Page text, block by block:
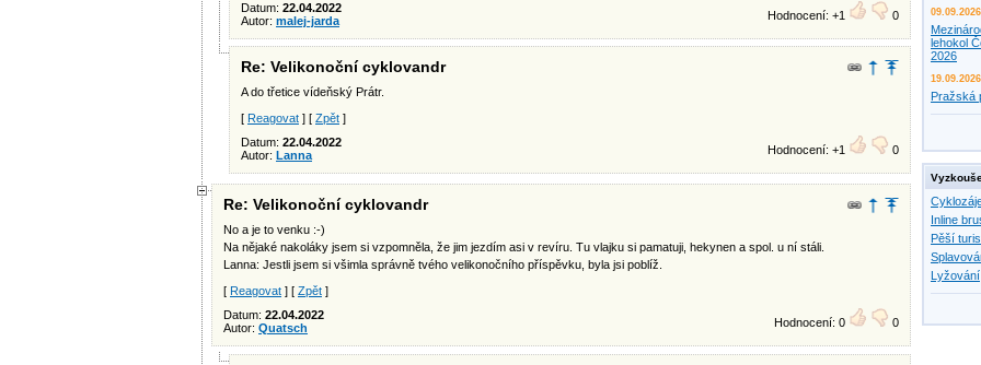
Datum: 22.04.2022
Autor: malej-jarda Hodnocení: +1 0
Re: Velikonoční cyklovandr
A do třetice vídeňský Prátr.
[ Reagovat ] [ Zpět ]
Datum: 22.04.2022
Autor: Lanna Hodnocení: +1 0
Re: Velikonoční cyklovandr
No a je to venku :-)
Na nějaké nakoláky jsem si vzpomněla, že jim jezdím asi v revíru. Tu vlajku si pamatuji, hekynen a spol. u ní stáli.
Lanna: Jestli jsem si všimla správně tvého velikonočního příspěvku, byla jsi poblíž.
[ Reagovat ] [ Zpět ]
Datum: 22.04.2022
Autor: Quatsch Hodnocení: 0 0
09.09.2026
lehokol
2026
19.09.2026
Pražská
Inline
Pěší
Lyžování